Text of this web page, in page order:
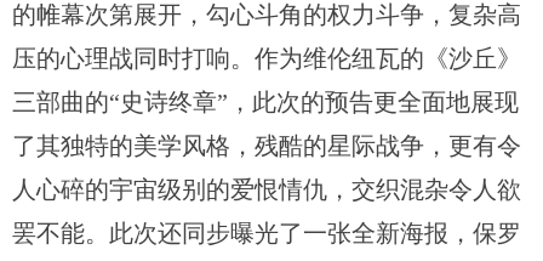
的帷幕次第展开，勾心斗角的权力斗争，复杂高
压的心理战同时打响。作为维伦纽瓦的《沙丘》
三部曲的“史诗终章”，此次的预告更全面地展现
了其独特的美学风格，残酷的星际战争，更有令
人心碎的宇宙级别的爱恨情仇，交织混杂令人欲
罢不能。此次还同步曝光了一张全新海报，保罗